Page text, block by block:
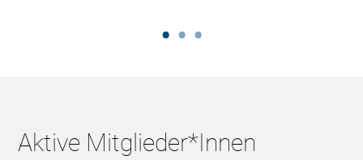
Aktive Mitglieder*Innen